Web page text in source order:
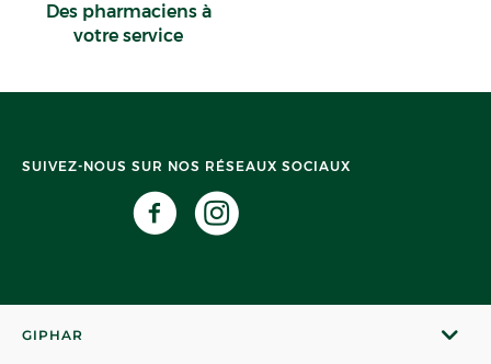
Des pharmaciens à
votre service
SUIVEZ-NOUS SUR NOS RÉSEAUX SOCIAUX
GIPHAR